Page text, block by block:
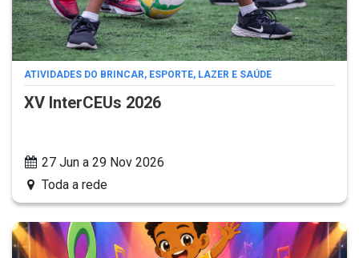
ATIVIDADES DO BRINCAR, ESPORTE, LAZER E SAÚDE
XV InterCEUs 2026
27 Jun a 29 Nov 2026
Toda a rede